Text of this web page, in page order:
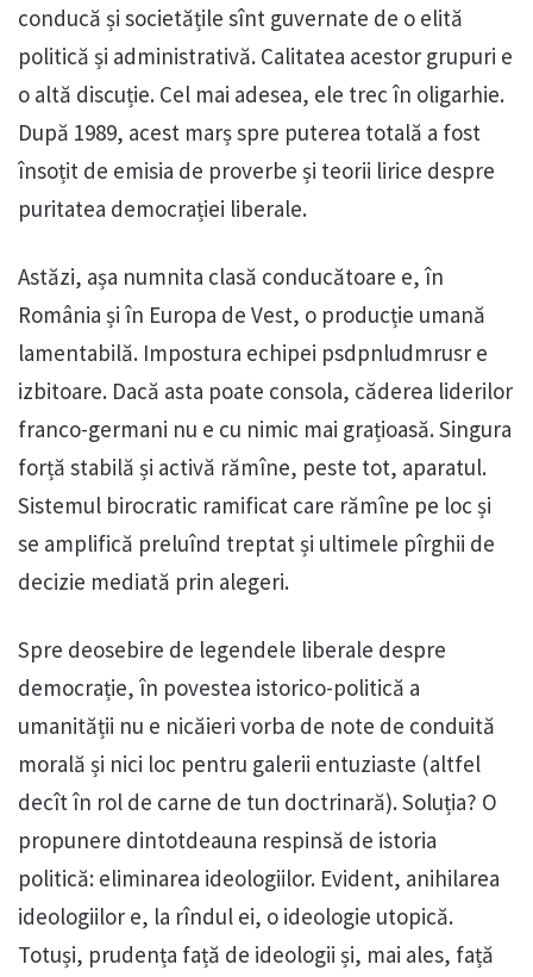
conducă și societățile sînt guvernate de o elită
politică și administrativă. Calitatea acestor grupuri e
o altă discuție. Cel mai adesea, ele trec în oligarhie.
După 1989, acest marș spre puterea totală a fost
însoțit de emisia de proverbe și teorii lirice despre
puritatea democrației liberale.
Astăzi, așa numnita clasă conducătoare e, în
România și în Europa de Vest, o producție umană
lamentabilă. Impostura echipei psdpnludmrusr e
izbitoare. Dacă asta poate consola, căderea liderilor
franco-germani nu e cu nimic mai grațioasă. Singura
forță stabilă și activă rămîne, peste tot, aparatul.
Sistemul birocratic ramificat care rămîne pe loc și
se amplifică preluînd treptat și ultimele pîrghii de
decizie mediată prin alegeri.
Spre deosebire de legendele liberale despre
democrație, în povestea istorico-politică a
umanității nu e nicăieri vorba de note de conduită
morală și nici loc pentru galerii entuziaste (altfel
decît în rol de carne de tun doctrinară). Soluția? O
propunere dintotdeauna respinsă de istoria
politică: eliminarea ideologiilor. Evident, anihilarea
ideologiilor e, la rîndul ei, o ideologie utopică.
Totuși, prudența față de ideologii și, mai ales, față